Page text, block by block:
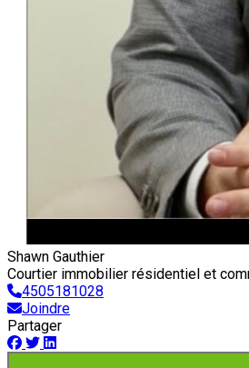
Shawn Gauthier
Courtier immobilier résidentiel et
4505181028
Joindre
Partager